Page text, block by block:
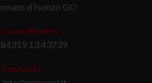
d’Isonzo GO
Coordinates
Contacts